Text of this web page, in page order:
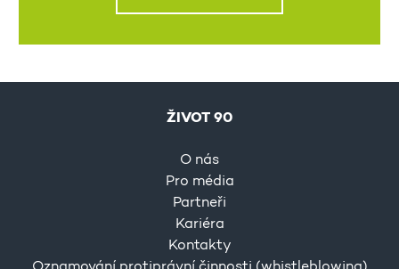
ŽIVOT 90
O nás
Pro média
Partneři
Kariéra
Kontakty